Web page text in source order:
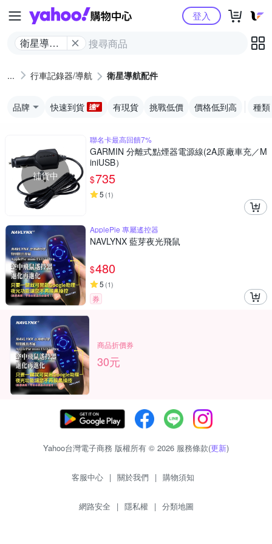
Yahoo購物中心
衛星導航
登入
行車記錄器/導航 衛星導航配件
品牌 快速到貨 有現貨 挑戰低價 價格低到高 種類
補貨中
聯名卡最高回饋7%
GARMIN 分離式點煙器電源線(2A原廠車充／M
iniUSB）
$735
5 (1)
ApplePie 專屬遙控器
NAVLYNX 藍芽夜光飛鼠
$480
5 (1)
券
商品折價券
30元
Yahoo台灣電子商務 版權所有 © 2026 服務條款(更新)
客服中心 | 關於我們 | 購物須知
網路安全 | 隱私權 | 分類地圖